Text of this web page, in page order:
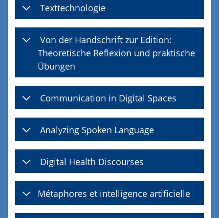
Texttechnologie
Von der Handschrift zur Edition:
Theoretische Reflexion und praktische
Übungen
Communication in Digital Spaces
Analyzing Spoken Language
Digital Health Discourses
Métaphores et intelligence artificielle